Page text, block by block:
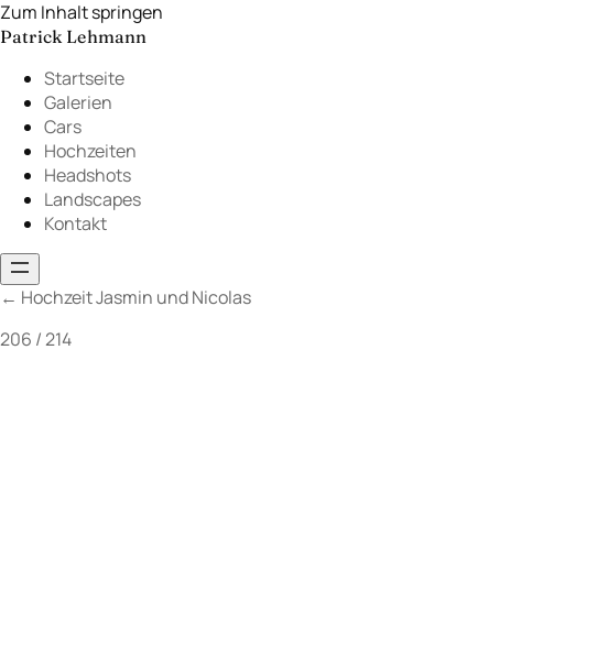
Zum Inhalt springen
Patrick Lehmann
Startseite
Galerien
Cars
Hochzeiten
Headshots
Landscapes
Kontakt
← Hochzeit Jasmin und Nicolas
206 / 214